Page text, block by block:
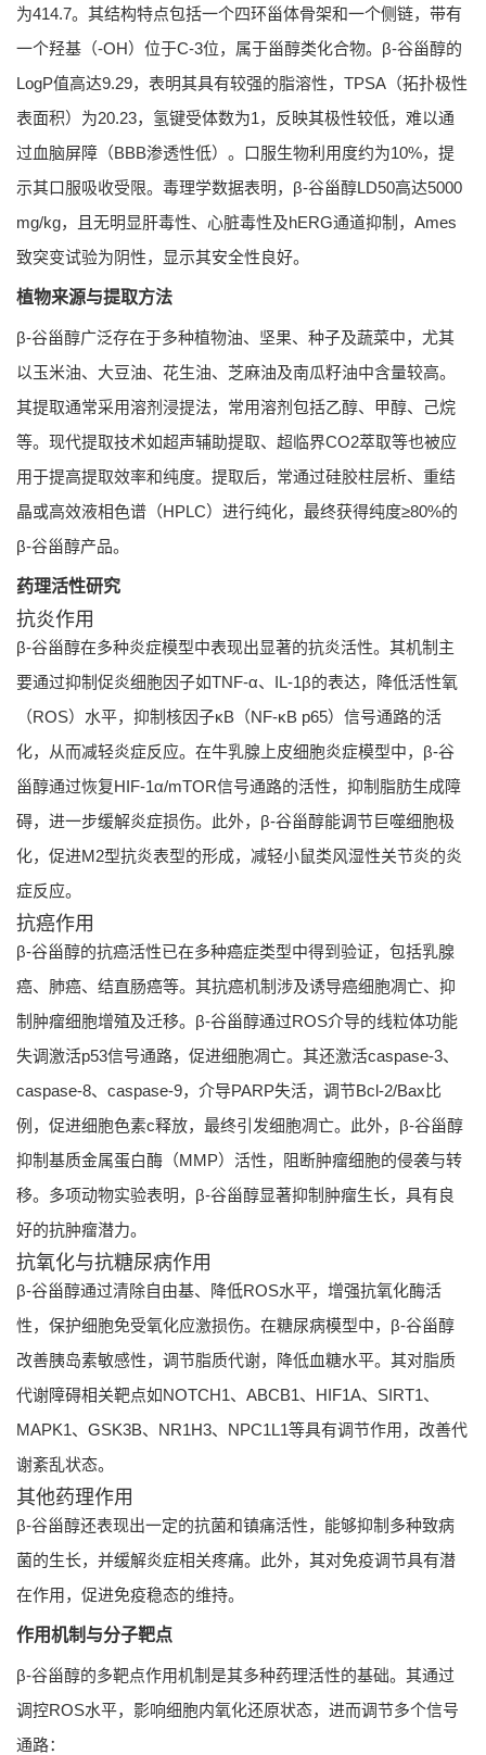
为414.7。其结构特点包括一个四环甾体骨架和一个侧链，带有
一个羟基（-OH）位于C-3位，属于甾醇类化合物。β-谷甾醇的
LogP值高达9.29，表明其具有较强的脂溶性，TPSA（拓扑极性
表面积）为20.23，氢键受体数为1，反映其极性较低，难以通
过血脑屏障（BBB渗透性低）。口服生物利用度约为10%，提
示其口服吸收受限。毒理学数据表明，β-谷甾醇LD50高达5000
mg/kg，且无明显肝毒性、心脏毒性及hERG通道抑制，Ames
致突变试验为阴性，显示其安全性良好。
植物来源与提取方法
β-谷甾醇广泛存在于多种植物油、坚果、种子及蔬菜中，尤其
以玉米油、大豆油、花生油、芝麻油及南瓜籽油中含量较高。
其提取通常采用溶剂浸提法，常用溶剂包括乙醇、甲醇、己烷
等。现代提取技术如超声辅助提取、超临界CO2萃取等也被应
用于提高提取效率和纯度。提取后，常通过硅胶柱层析、重结
晶或高效液相色谱（HPLC）进行纯化，最终获得纯度≥80%的
β-谷甾醇产品。
药理活性研究
抗炎作用
β-谷甾醇在多种炎症模型中表现出显著的抗炎活性。其机制主
要通过抑制促炎细胞因子如TNF-α、IL-1β的表达，降低活性氧
（ROS）水平，抑制核因子κB（NF-κB p65）信号通路的活
化，从而减轻炎症反应。在牛乳腺上皮细胞炎症模型中，β-谷
甾醇通过恢复HIF-1α/mTOR信号通路的活性，抑制脂肪生成障
碍，进一步缓解炎症损伤。此外，β-谷甾醇能调节巨噬细胞极
化，促进M2型抗炎表型的形成，减轻小鼠类风湿性关节炎的炎
症反应。
抗癌作用
β-谷甾醇的抗癌活性已在多种癌症类型中得到验证，包括乳腺
癌、肺癌、结直肠癌等。其抗癌机制涉及诱导癌细胞凋亡、抑
制肿瘤细胞增殖及迁移。β-谷甾醇通过ROS介导的线粒体功能
失调激活p53信号通路，促进细胞凋亡。其还激活caspase-3、
caspase-8、caspase-9，介导PARP失活，调节Bcl-2/Bax比
例，促进细胞色素c释放，最终引发细胞凋亡。此外，β-谷甾醇
抑制基质金属蛋白酶（MMP）活性，阻断肿瘤细胞的侵袭与转
移。多项动物实验表明，β-谷甾醇显著抑制肿瘤生长，具有良
好的抗肿瘤潜力。
抗氧化与抗糖尿病作用
β-谷甾醇通过清除自由基、降低ROS水平，增强抗氧化酶活
性，保护细胞免受氧化应激损伤。在糖尿病模型中，β-谷甾醇
改善胰岛素敏感性，调节脂质代谢，降低血糖水平。其对脂质
代谢障碍相关靶点如NOTCH1、ABCB1、HIF1A、SIRT1、
MAPK1、GSK3B、NR1H3、NPC1L1等具有调节作用，改善代
谢紊乱状态。
其他药理作用
β-谷甾醇还表现出一定的抗菌和镇痛活性，能够抑制多种致病
菌的生长，并缓解炎症相关疼痛。此外，其对免疫调节具有潜
在作用，促进免疫稳态的维持。
作用机制与分子靶点
β-谷甾醇的多靶点作用机制是其多种药理活性的基础。其通过
调控ROS水平，影响细胞内氧化还原状态，进而调节多个信号
通路：